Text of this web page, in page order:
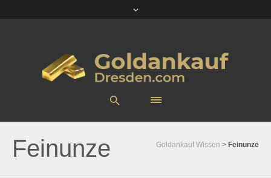
Feinunze Goldankauf Wissen > Feinunze